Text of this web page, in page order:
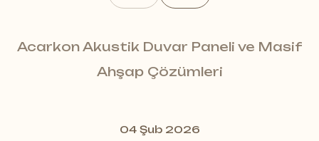
Acarkon Akustik Duvar Paneli ve Masif
Ahşap Çözümleri
04 Şub 2026